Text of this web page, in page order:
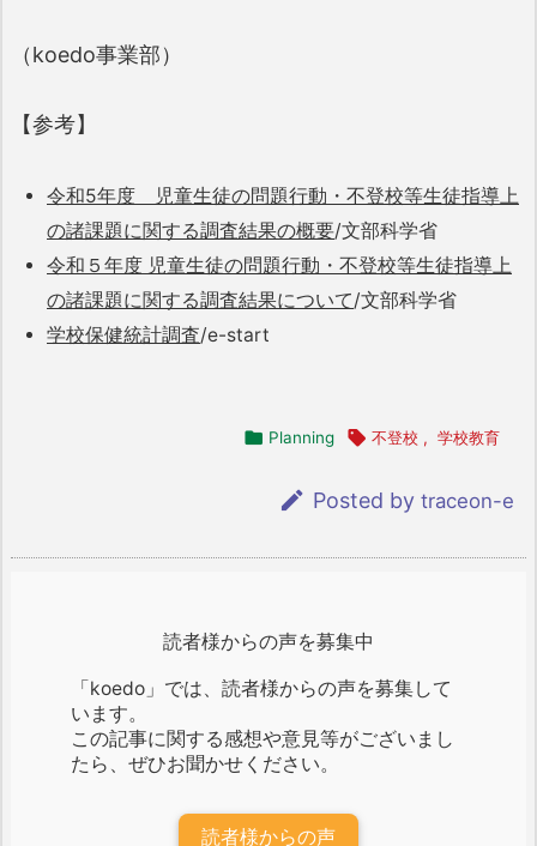
（koedo事業部）
【参考】
令和5年度 児童生徒の問題行動・不登校等生徒指導上
の諸課題に関する調査結果の概要/文部科学省
令和５年度 児童生徒の問題行動・不登校等生徒指導上
の諸課題に関する調査結果について/文部科学省
学校保健統計調査/e-start
 Planning  不登校 , 学校教育
 Posted by traceon-e
読者様からの声を募集中
「koedo」では、読者様からの声を募集して
います。
この記事に関する感想や意見等がございまし
たら、ぜひお聞かせください。
読者様からの声